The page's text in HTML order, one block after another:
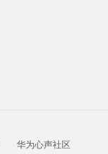
华为心声社区